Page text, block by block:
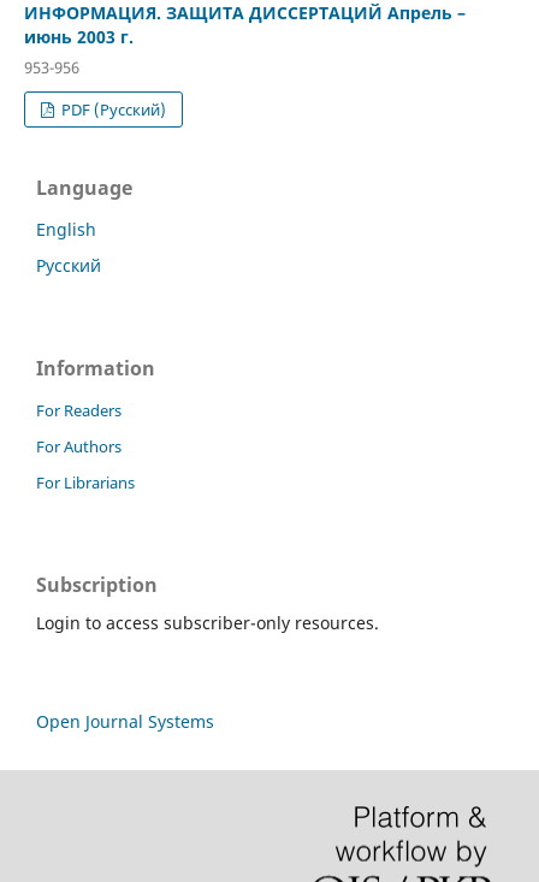
ИНФОРМАЦИЯ. ЗАЩИТА ДИССЕРТАЦИЙ Апрель –
июнь 2003 г.
953-956
PDF (Русский)
Language
English
Русский
Information
For Readers
For Authors
For Librarians
Subscription
Login to access subscriber-only resources.
Open Journal Systems